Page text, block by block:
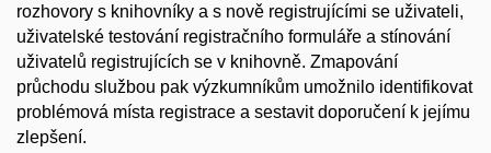
rozhovory s knihovníky a s nově registrujícími se uživateli,
uživatelské testování registračního formuláře a stínování
uživatelů registrujících se v knihovně. Zmapování
průchodu službou pak výzkumníkům umožnilo identifikovat
problémová místa registrace a sestavit doporučení k jejímu
zlepšení.